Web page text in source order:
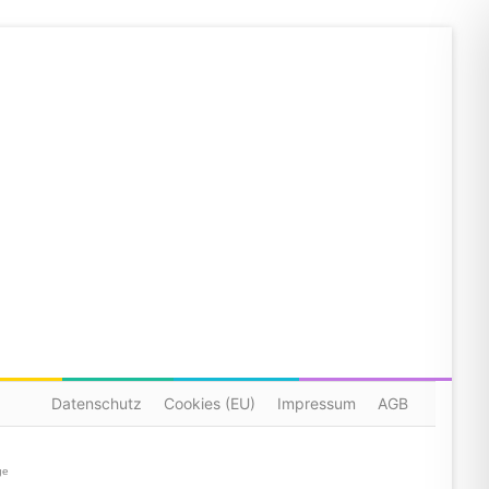
Datenschutz Cookies (EU) Impressum AGB